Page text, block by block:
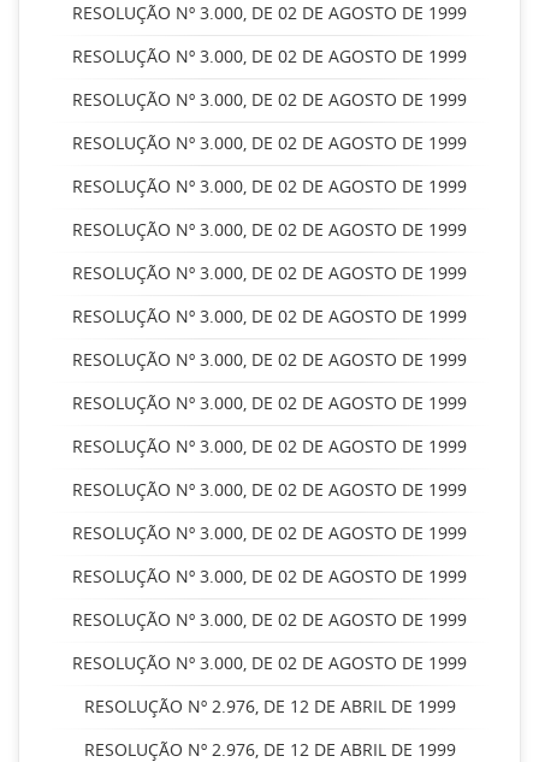
RESOLUÇÃO Nº 3.000, DE 02 DE AGOSTO DE 1999
RESOLUÇÃO Nº 3.000, DE 02 DE AGOSTO DE 1999
RESOLUÇÃO Nº 3.000, DE 02 DE AGOSTO DE 1999
RESOLUÇÃO Nº 3.000, DE 02 DE AGOSTO DE 1999
RESOLUÇÃO Nº 3.000, DE 02 DE AGOSTO DE 1999
RESOLUÇÃO Nº 3.000, DE 02 DE AGOSTO DE 1999
RESOLUÇÃO Nº 3.000, DE 02 DE AGOSTO DE 1999
RESOLUÇÃO Nº 3.000, DE 02 DE AGOSTO DE 1999
RESOLUÇÃO Nº 3.000, DE 02 DE AGOSTO DE 1999
RESOLUÇÃO Nº 3.000, DE 02 DE AGOSTO DE 1999
RESOLUÇÃO Nº 3.000, DE 02 DE AGOSTO DE 1999
RESOLUÇÃO Nº 3.000, DE 02 DE AGOSTO DE 1999
RESOLUÇÃO Nº 3.000, DE 02 DE AGOSTO DE 1999
RESOLUÇÃO Nº 3.000, DE 02 DE AGOSTO DE 1999
RESOLUÇÃO Nº 3.000, DE 02 DE AGOSTO DE 1999
RESOLUÇÃO Nº 3.000, DE 02 DE AGOSTO DE 1999
RESOLUÇÃO Nº 2.976, DE 12 DE ABRIL DE 1999
RESOLUÇÃO Nº 2.976, DE 12 DE ABRIL DE 1999